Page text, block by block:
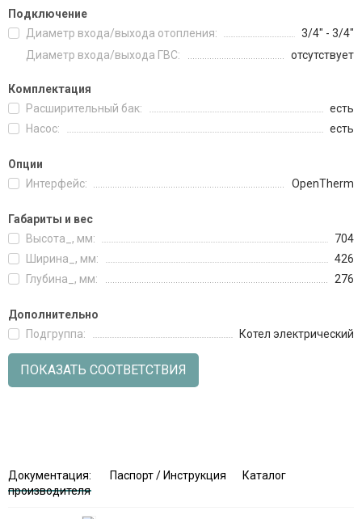
Подключение
Диаметр входа/выхода отопления:
3/4" - 3/4"
Диаметр входа/выхода ГВС:
отсутствует
Комплектация
Расширительный бак:
есть
Насос:
есть
Опции
Интерфейс:
OpenTherm
Габариты и вес
Высота_, мм:
704
Ширина_, мм:
426
Глубина_, мм:
276
Дополнительно
Подгруппа:
Котел электрический
ПОКАЗАТЬ СООТВЕТСТВИЯ
Документация: Паспорт / Инструкция
Каталог
производителя